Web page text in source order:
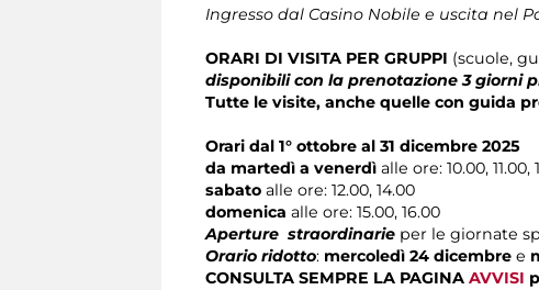
Ingresso dal Casino Nobile e uscita nel
ORARI DI VISITA PER GRUPPI (scuole,
disponibili con la prenotazione 3 giorni
Tutte le visite, anche quelle con guida
Orari dal 1° ottobre al 31 dicembre 2025
da martedì a venerdì alle ore: 10.00, 11.00,
sabato alle ore: 12.00, 14.00
domenica alle ore: 15.00, 16.00
Aperture straordinarie per le giornate
Orario ridotto: mercoledì 24 dicembre e
CONSULTA SEMPRE LA PAGINA AVVISI